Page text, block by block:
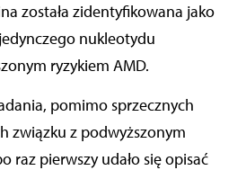
została zidentyfikowana jako
nukleotydu
ryzykiem AMD.
pomimo sprzecznych
związku z podwyższonym
raz pierwszy udało się opisać